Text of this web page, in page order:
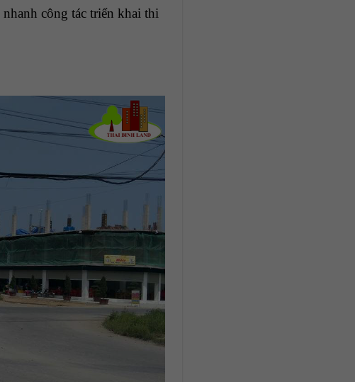
công tác triển khai thi